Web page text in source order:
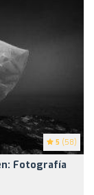
5 (58)
Fotografía